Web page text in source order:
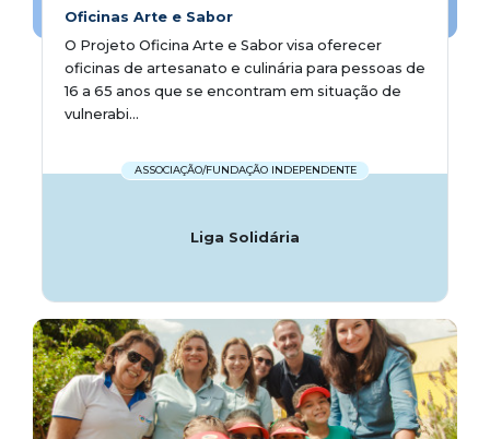
Oficinas Arte e Sabor
O Projeto Oficina Arte e Sabor visa oferecer
oficinas de artesanato e culinária para pessoas de
16 a 65 anos que se encontram em situação de
vulnerabi...
ASSOCIAÇÃO/FUNDAÇÃO INDEPENDENTE
Liga Solidária